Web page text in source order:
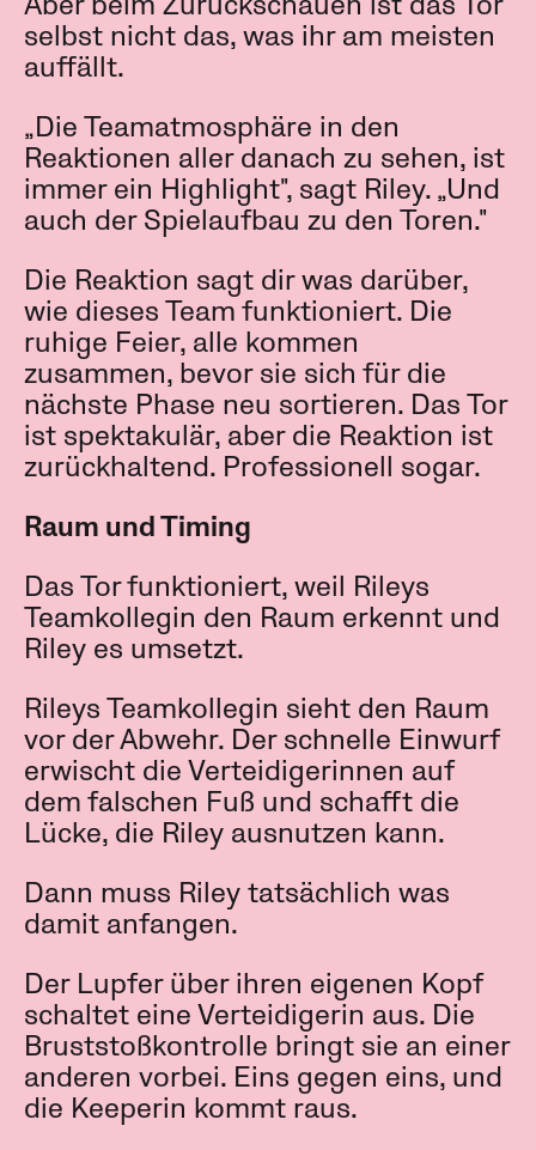
selbst nicht das, was ihr am meisten
auffällt.
„Die Teamatmosphäre in den
Reaktionen aller danach zu sehen, ist
immer ein Highlight", sagt Riley. „Und
auch der Spielaufbau zu den Toren."
Die Reaktion sagt dir was darüber,
wie dieses Team funktioniert. Die
ruhige Feier, alle kommen
zusammen, bevor sie sich für die
nächste Phase neu sortieren. Das Tor
ist spektakulär, aber die Reaktion ist
zurückhaltend. Professionell sogar.
Raum und Timing
Das Tor funktioniert, weil Rileys
Teamkollegin den Raum erkennt und
Riley es umsetzt.
Rileys Teamkollegin sieht den Raum
vor der Abwehr. Der schnelle Einwurf
erwischt die Verteidigerinnen auf
dem falschen Fuß und schafft die
Lücke, die Riley ausnutzen kann.
Dann muss Riley tatsächlich was
damit anfangen.
Der Lupfer über ihren eigenen Kopf
schaltet eine Verteidigerin aus. Die
Bruststoßkontrolle bringt sie an einer
anderen vorbei. Eins gegen eins, und
die Keeperin kommt raus.